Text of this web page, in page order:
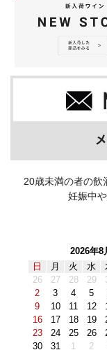
20歳未満の者の飲
妊娠中
2026年8
日
月 火 水
26
27 28 29
2
3 4 5
9
10 11 12
16
17 18 19
23
24 25 26
30
31 1 2